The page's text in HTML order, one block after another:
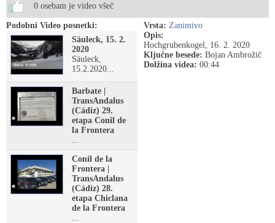
0 osebam je video všeč
Podobni Video posnetki:
Säuleck, 15. 2.
2020
Säuleck,
15.2.2020...
Barbate |
TransAndalus
(Cádiz) 29.
etapa Conil de
la Frontera
...
Conil de la
Frontera |
TransAndalus
(Cádiz) 28.
etapa Chiclana
de la Frontera
...
Vrsta: Zanimivo
Opis:
Hochgrubenkogel, 16. 2. 2020
Ključne besede: Bojan Ambrožič
Dolžina videa: 00:44